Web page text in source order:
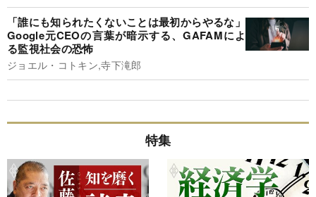
「誰にも知られたくないことは最初からやるな」
Google元CEOの言葉が暗示する、GAFAMによ
る監視社会の恐怖
ジョエル・コトキン,寺下滝郎
特集